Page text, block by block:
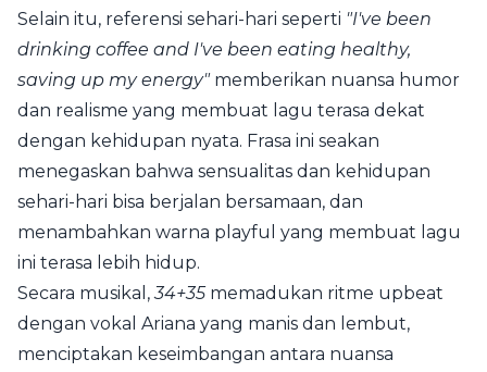
Selain itu, referensi sehari-hari seperti "I've been
drinking coffee and I've been eating healthy,
saving up my energy"memberikan nuansa humor
dan realisme yang membuat lagu terasa dekat
dengan kehidupan nyata. Frasa ini seakan
menegaskan bahwa sensualitas dan kehidupan
sehari-hari bisa berjalan bersamaan, dan
menambahkan warna playful yang membuat lagu
ini terasa lebih hidup.
Secara musikal,34+35memadukan ritme upbeat
dengan vokal Ariana yang manis dan lembut,
menciptakan keseimbangan antara nuansa